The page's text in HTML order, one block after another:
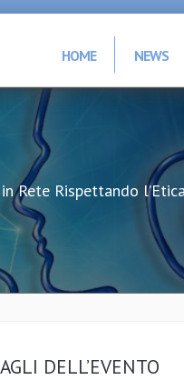
HOME NEWS
Rete Rispettando
DELL’EVENTO